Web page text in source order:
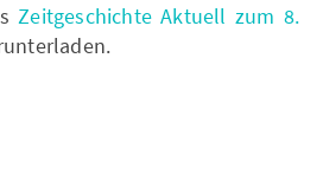
Zeitgeschichte Aktuell zum 8.